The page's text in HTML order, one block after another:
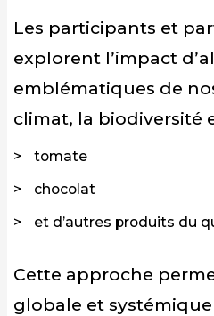
Les participants et
explorent l’impact
emblématiques de
climat, la biodiversité
tomate
chocolat
et d’autres produits du
Cette approche
globale et